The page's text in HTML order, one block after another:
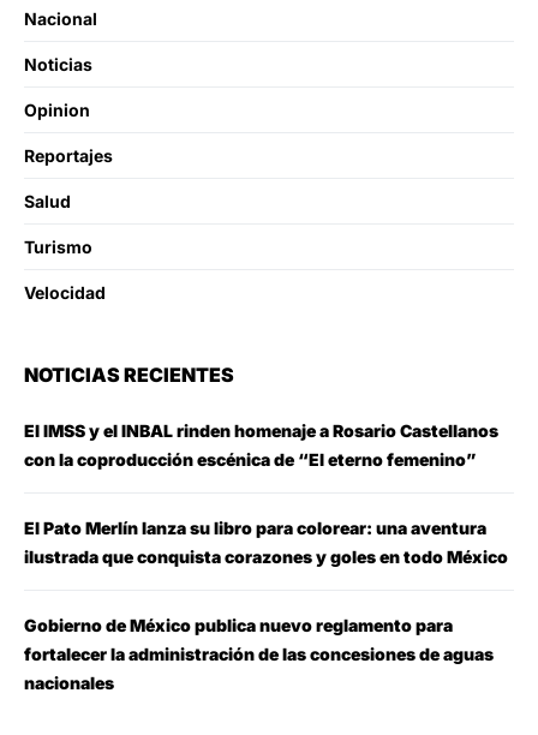
Nacional
Noticias
Opinion
Reportajes
Salud
Turismo
Velocidad
NOTICIAS RECIENTES
El IMSS y el INBAL rinden homenaje a Rosario Castellanos
con la coproducción escénica de “El eterno femenino”
El Pato Merlín lanza su libro para colorear: una aventura
ilustrada que conquista corazones y goles en todo México
Gobierno de México publica nuevo reglamento para
fortalecer la administración de las concesiones de aguas
nacionales